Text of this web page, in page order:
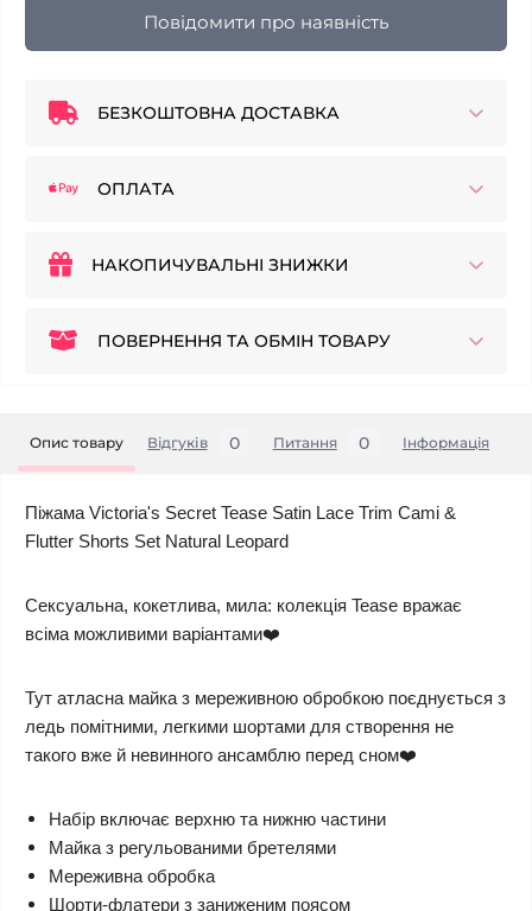
Повідомити про наявність
БЕЗКОШТОВНА ДОСТАВКА
ОПЛАТА
НАКОПИЧУВАЛЬНІ ЗНИЖКИ
ПОВЕРНЕННЯ ТА ОБМІН ТОВАРУ
Опис товару Відгуків 0 Питання 0 Iнформація
Піжама Victoria's Secret Tease Satin Lace Trim Cami &
Flutter Shorts Set Natural Leopard
Сексуальна, кокетлива, мила: колекція Tease вражає
всіма можливими варіантами❤️
Тут атласна майка з мереживною обробкою поєднується з
ледь помітними, легкими шортами для створення не
такого вже й невинного ансамблю перед сном❤️
Набір включає верхню та нижню частини
Майка з регульованими бретелями
Мереживна обробка
Шорти-флатери з заниженим поясом